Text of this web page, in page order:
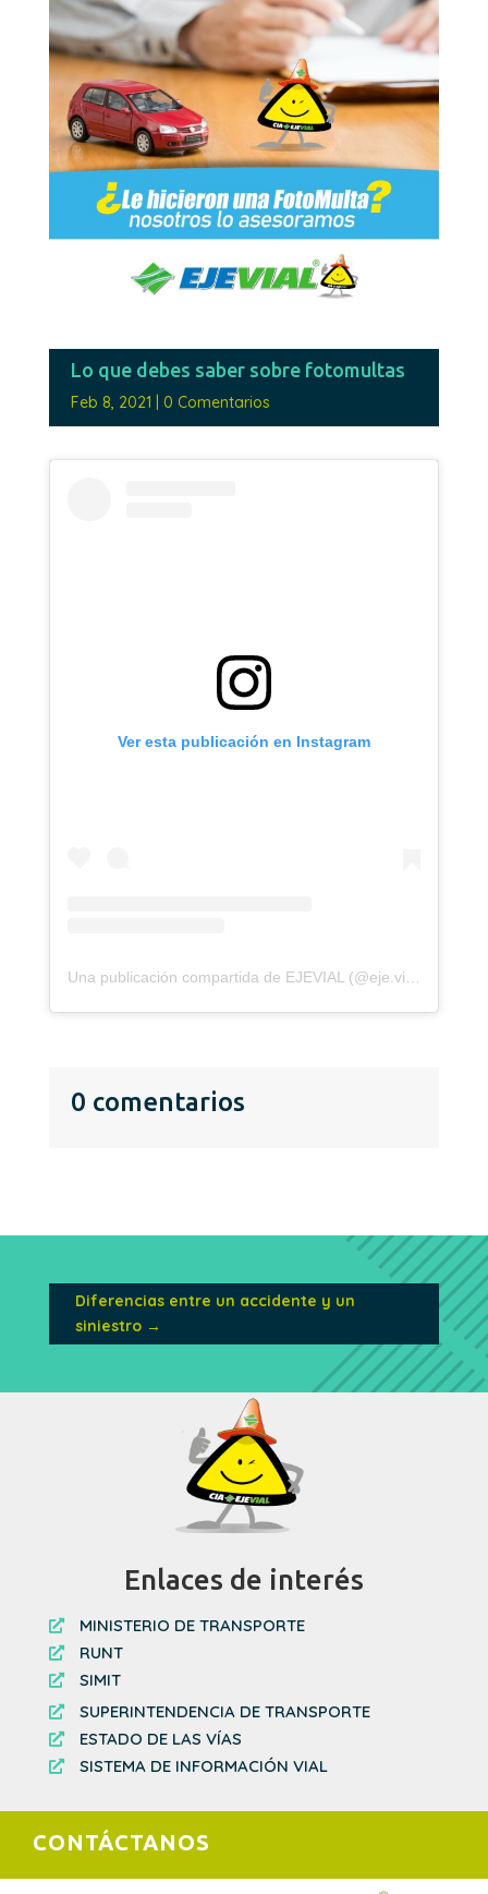
Lo que debes saber sobre fotomultas
Feb 8, 2021 0 Comentarios
Ver esta publicación en Instagram
0 comentarios
Diferencias entre un accidente y un
siniestro→
Enlaces de interés
 MINISTERIO DE TRANSPORTE
 RUNT
 SIMIT
 SUPERINTENDENCIA DE TRANSPORTE
 ESTADO DE LAS VÍAS
 SISTEMA DE INFORMACIÓN VIAL
CONTÁCTANOS